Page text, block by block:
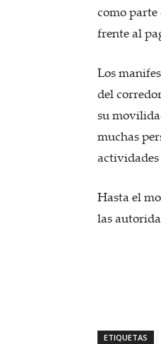
como
frente al
Los
del
su
muchas
actividades
Hasta el
las
ETIQUETAS